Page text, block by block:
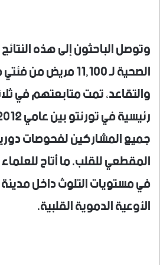
وتوصل الباحثون إلى هذه
الصحية لـ 11,100
والتقاعد، تمت متابعتهم في
جميع المشاركين لفحوصات
المقطعي للقلب، ما أتاح للعلماء
في مستويات التلوث داخل
الأوعية الدموية القلبية.